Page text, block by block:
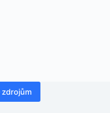
zdrojům